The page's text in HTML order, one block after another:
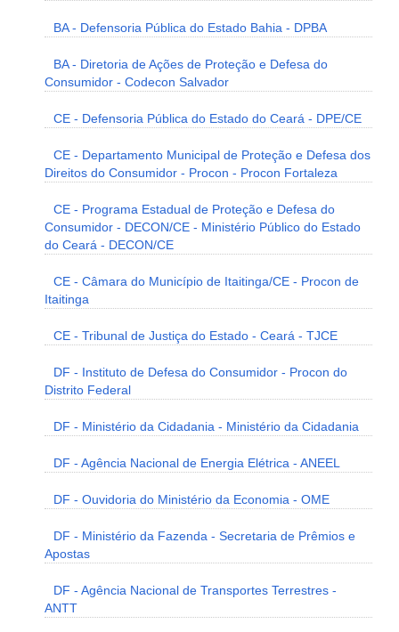
BA - Defensoria Pública do Estado Bahia - DPBA
BA - Diretoria de Ações de Proteção e Defesa do
Consumidor - Codecon Salvador
CE - Defensoria Pública do Estado do Ceará - DPE/CE
CE - Departamento Municipal de Proteção e Defesa dos
Direitos do Consumidor - Procon - Procon Fortaleza
CE - Programa Estadual de Proteção e Defesa do
Consumidor - DECON/CE - Ministério Público do Estado
do Ceará - DECON/CE
CE - Câmara do Município de Itaitinga/CE - Procon de
Itaitinga
CE - Tribunal de Justiça do Estado - Ceará - TJCE
DF - Instituto de Defesa do Consumidor - Procon do
Distrito Federal
DF - Ministério da Cidadania - Ministério da Cidadania
DF - Agência Nacional de Energia Elétrica - ANEEL
DF - Ouvidoria do Ministério da Economia - OME
DF - Ministério da Fazenda - Secretaria de Prêmios e
Apostas
DF - Agência Nacional de Transportes Terrestres -
ANTT